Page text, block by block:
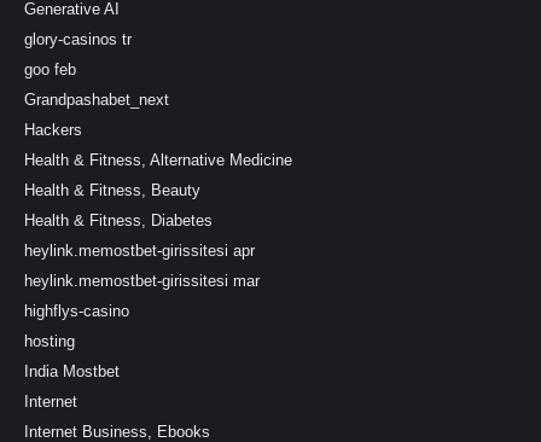
Generative AI
glory-casinos tr
goo feb
Grandpashabet_next
Hackers
Health & Fitness, Alternative Medicine
Health & Fitness, Beauty
Health & Fitness, Diabetes
heylink.memostbet-girissitesi apr
heylink.memostbet-girissitesi mar
highflys-casino
hosting
India Mostbet
Internet
Internet Business, Ebooks